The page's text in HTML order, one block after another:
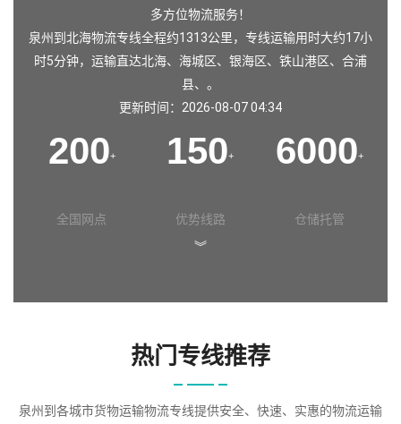
多方位物流服务！
泉州到北海物流专线全程约1313公里，专线运输用时大约17小
时5分钟，运输直达北海、海城区、银海区、铁山港区、合浦
县、。
更新时间：2026-08-07 04:34
200+
全国网点
150+
优势线路
6000+
仓储托管
︾
热门专线推荐
泉州到各城市货物运输物流专线提供安全、快速、实惠的物流运输